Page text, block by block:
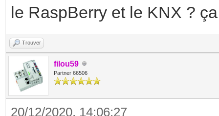
le RaspBerry et le KNX ?
Trouver
filou59
Partner 66506
20/12/2020, 14:06:27